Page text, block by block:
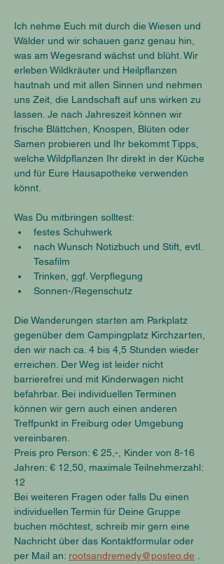
Ich nehme Euch mit durch die Wiesen und
Wälder und wir schauen ganz genau hin,
was am Wegesrand wächst und blüht. Wir
erleben Wildkräuter und Heilpflanzen
hautnah und mit allen Sinnen und nehmen
uns Zeit, die Landschaft auf uns wirken zu
lassen. Je nach Jahreszeit können wir
frische Blättchen, Knospen, Blüten oder
Samen probieren und Ihr bekommt Tipps,
welche Wildpflanzen Ihr direkt in der Küche
und für Eure Hausapotheke verwenden
könnt.
Was Du mitbringen solltest:
festes Schuhwerk
nach Wunsch Notizbuch und Stift, evtl.
Tesafilm
Trinken, ggf. Verpflegung
Sonnen-/Regenschutz
Die Wanderungen starten am Parkplatz
gegenüber dem Campingplatz Kirchzarten,
den wir nach ca. 4 bis 4,5 Stunden wieder
erreichen. Der Weg ist leider nicht
barrierefrei und mit Kinderwagen nicht
befahrbar. Bei individuellen Terminen
können wir gern auch einen anderen
Treffpunkt in Freiburg oder Umgebung
vereinbaren.
Preis pro Person: € 25,-, Kinder von 8-16
Jahren: € 12,50, maximale Teilnehmerzahl:
12
Bei weiteren Fragen oder falls Du einen
individuellen Termin für Deine Gruppe
buchen möchtest, schreib mir gern eine
Nachricht über das Kontaktformular oder
per Mail an: rootsandremedy@posteo.de